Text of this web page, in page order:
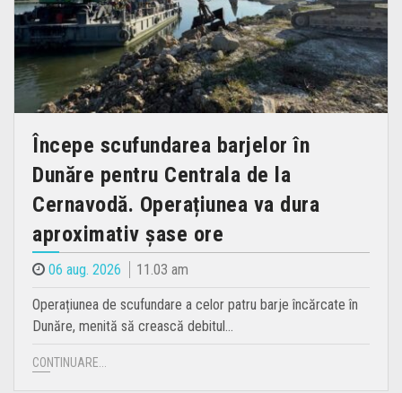
Începe scufundarea barjelor în
Dunăre pentru Centrala de la
Cernavodă. Operațiunea va dura
aproximativ șase ore
06 aug. 2026 11.03 am
Operațiunea de scufundare a celor patru barje încărcate în
Dunăre, menită să crească debitul…
CONTINUARE...